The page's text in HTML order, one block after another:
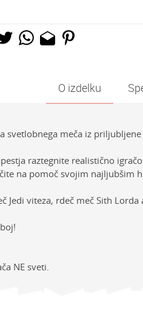
O izdelku
svetlobnega meča iz
raztegnite realistično
na pomoč svojim najljubšim
Jedi viteza, rdeč meč Sith
NE sveti.